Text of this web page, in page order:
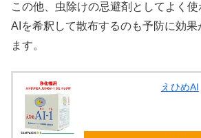
この他、虫除けの忌避剤としてよく
AIを希釈して散布するのも予防に効
ます。
えひめAI